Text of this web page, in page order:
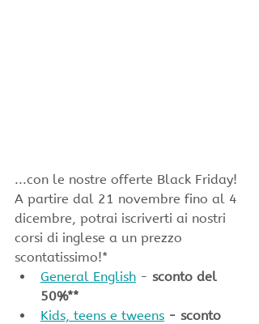
...con le nostre offerte Black Friday!
A partire dal 21 novembre fino al 4
dicembre, potrai iscriverti ai nostri
corsi di inglese a un prezzo
scontatissimo!*
General English - sconto del
50%**
Kids, teens e tweens - sconto